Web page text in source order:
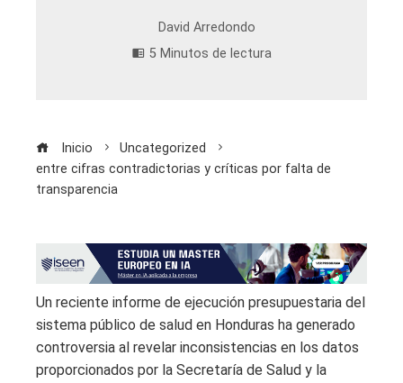
David Arredondo
5 Minutos de lectura
Inicio
Uncategorized
entre cifras contradictorias y críticas por falta de
transparencia
Un reciente informe de ejecución presupuestaria del
sistema público de salud en Honduras ha generado
controversia al revelar inconsistencias en los datos
proporcionados por la Secretaría de Salud y la